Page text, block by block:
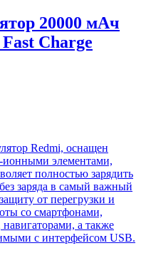
20000 мАч
Charge
Redmi, оснащен
ионными элементами,
полностью зарядить
заряда в самый важный
от перегрузки и
со смартфонами,
а также
с интерфейсом USB.